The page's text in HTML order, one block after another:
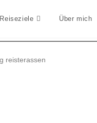
Reiseziele Über mich